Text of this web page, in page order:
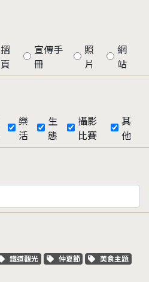
摺
頁
宣傳手
冊
照
片
網
站
樂
活
生
態
攝影
比賽
其
他
關鍵字標籤
鐵道觀光 關鍵字標籤
仲夏節 關鍵字標籤
美食主題